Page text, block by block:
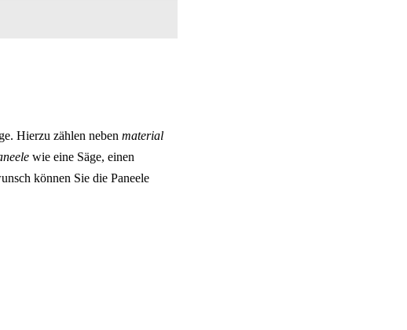
Hierzu zählen neben material
wie eine Säge, einen
können Sie die Paneele